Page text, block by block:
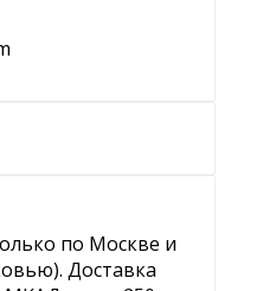
по Москве и
Доставка